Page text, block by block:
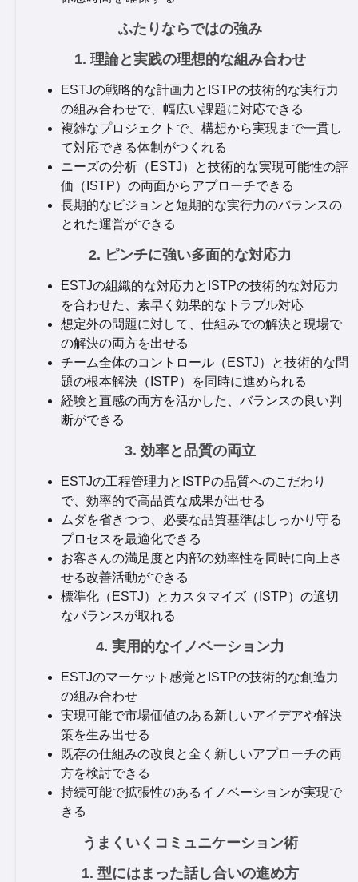
ふたりならではの強み
1. 理論と実践の理想的な組み合わせ
ESTJの戦略的な計画力とISTPの技術的な実行力
の組み合わせで、幅広い課題に対応できる
複雑なプロジェクトで、構想から実現まで一貫し
て対応できる体制がつくれる
ニーズの分析（ESTJ）と技術的な実現可能性の評
価（ISTP）の両面からアプローチできる
長期的なビジョンと短期的な実行力のバランスの
とれた運営ができる
2. ピンチに強い多面的な対応力
ESTJの組織的な対応力とISTPの技術的な対応力
を合わせた、素早く効果的なトラブル対応
想定外の問題に対して、仕組みでの解決と現場で
の解決の両方を出せる
チーム全体のコントロール（ESTJ）と技術的な問
題の根本解決（ISTP）を同時に進められる
経験と直感の両方を活かした、バランスの良い判
断ができる
3. 効率と品質の両立
ESTJの工程管理力とISTPの品質へのこだわり
で、効率的で高品質な成果が出せる
ムダを省きつつ、必要な品質基準はしっかり守る
プロセスを最適化できる
お客さんの満足度と内部の効率性を同時に向上さ
せる改善活動ができる
標準化（ESTJ）とカスタマイズ（ISTP）の適切
なバランスが取れる
4. 実用的なイノベーション力
ESTJのマーケット感覚とISTPの技術的な創造力
の組み合わせ
実現可能で市場価値のある新しいアイデアや解決
策を生み出せる
既存の仕組みの改良と全く新しいアプローチの両
方を検討できる
持続可能で拡張性のあるイノベーションが実現で
きる
うまくいくコミュニケーション術
1. 型にはまった話し合いの進め方